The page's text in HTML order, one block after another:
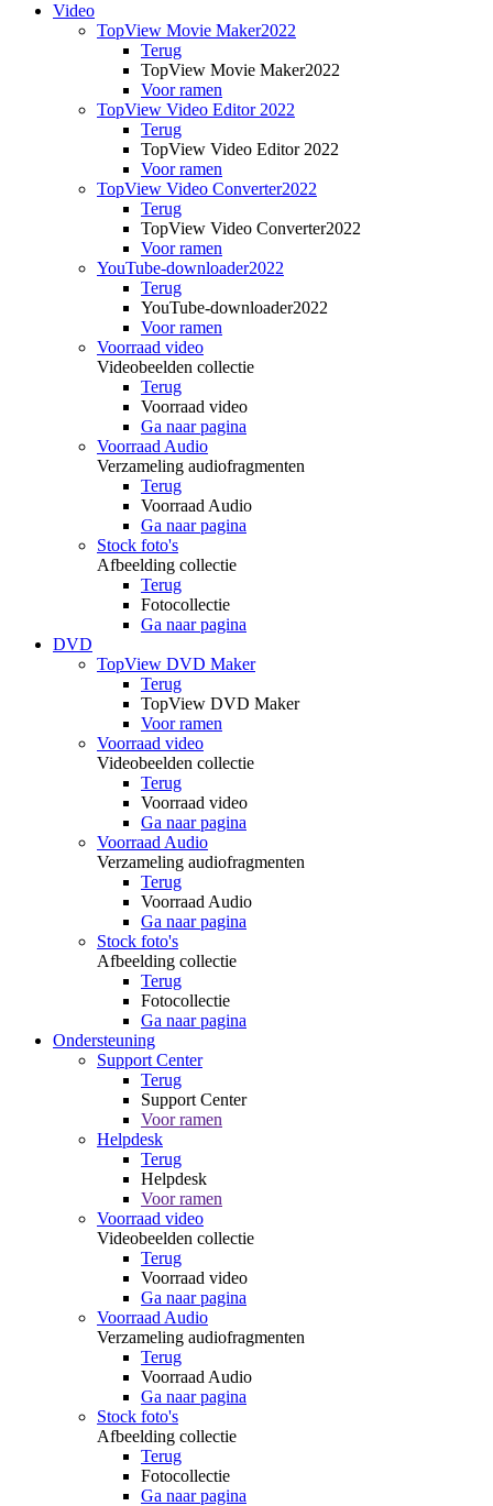
Video
TopView Movie Maker2022
Terug
TopView Movie Maker2022
Voor ramen
TopView Video Editor 2022
Terug
TopView Video Editor 2022
Voor ramen
TopView Video Converter2022
Terug
TopView Video Converter2022
Voor ramen
YouTube-downloader2022
Terug
YouTube-downloader2022
Voor ramen
Voorraad video
Videobeelden collectie
Terug
Voorraad video
Ga naar pagina
Voorraad Audio
Verzameling audiofragmenten
Terug
Voorraad Audio
Ga naar pagina
Stock foto's
Afbeelding collectie
Terug
Fotocollectie
Ga naar pagina
DVD
TopView DVD Maker
Terug
TopView DVD Maker
Voor ramen
Voorraad video
Videobeelden collectie
Terug
Voorraad video
Ga naar pagina
Voorraad Audio
Verzameling audiofragmenten
Terug
Voorraad Audio
Ga naar pagina
Stock foto's
Afbeelding collectie
Terug
Fotocollectie
Ga naar pagina
Ondersteuning
Support Center
Terug
Support Center
Voor ramen
Helpdesk
Terug
Helpdesk
Voor ramen
Voorraad video
Videobeelden collectie
Terug
Voorraad video
Ga naar pagina
Voorraad Audio
Verzameling audiofragmenten
Terug
Voorraad Audio
Ga naar pagina
Stock foto's
Afbeelding collectie
Terug
Fotocollectie
Ga naar pagina